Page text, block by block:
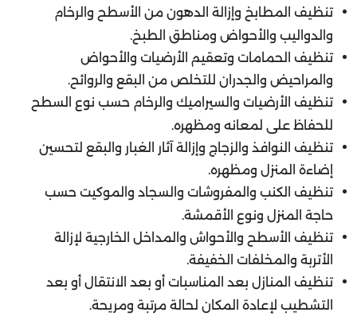
تنظيف المطابخ وإزالة الدهون من الأسطح والرخام
والدواليب والأحواض ومناطق الطبخ.
تنظيف الحمامات وتعقيم الأرضيات والأحواض
والمراحيض والجدران للتخلص من البقع والروائح.
تنظيف الأرضيات والسيراميك والرخام حسب نوع السطح
للحفاظ على لمعانه ومظهره.
تنظيف النوافذ والزجاج وإزالة آثار الغبار والبقع لتحسين
إضاءة المنزل ومظهره.
تنظيف الكنب والمفروشات والسجاد والموكيت حسب
حاجة المنزل ونوع الأقمشة.
تنظيف الأسطح والأحواش والمداخل الخارجية لإزالة
الأتربة والمخلفات الخفيفة.
تنظيف المنازل بعد المناسبات أو بعد الانتقال أو بعد
التشطيب لإعادة المكان لحالة مرتبة ومريحة.